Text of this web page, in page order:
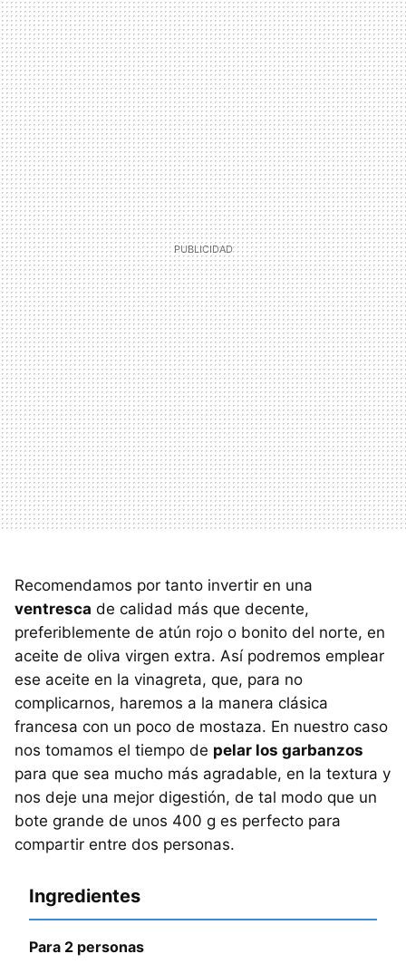
Recomendamos por tanto invertir en una
ventresca de calidad más que decente,
preferiblemente de atún rojo o bonito del norte, en
aceite de oliva virgen extra. Así podremos emplear
ese aceite en la vinagreta, que, para no
complicarnos, haremos a la manera clásica
francesa con un poco de mostaza. En nuestro caso
nos tomamos el tiempo de pelar los garbanzos
para que sea mucho más agradable, en la textura y
nos deje una mejor digestión, de tal modo que un
bote grande de unos 400 g es perfecto para
compartir entre dos personas.
Ingredientes
Para 2 personas